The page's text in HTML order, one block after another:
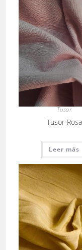
Tusor
Tusor-Rosa
Leer más